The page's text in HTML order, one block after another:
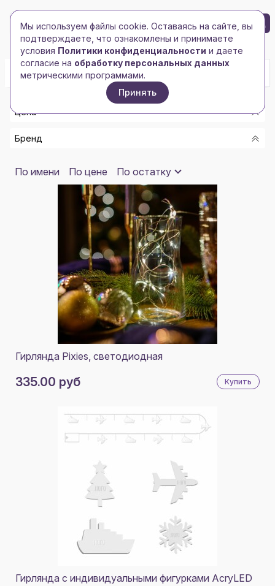
Toggle navigation
Toggle navigation
БРЕНД-ЛОГО 0
Главная/Новогодние подарки/Гирлянды и светильники
Цена
От
До
Показать
Бренд
РАЗНОЕ
СДЕЛАНО В РОССИИ
2
По имени По цене По остатку
Гирлянда Pixies, светодиодная
335.00 руб Купить
Гирлянда с индивидуальными фигурками AcryLED
Мы используем файлы cookie. Оставаясь на сайте, вы
подтверждаете, что ознакомлены и принимаете
условия Политики конфиденциальности и даете
согласие на обработку персональных данных
метрическими программами.
Принять